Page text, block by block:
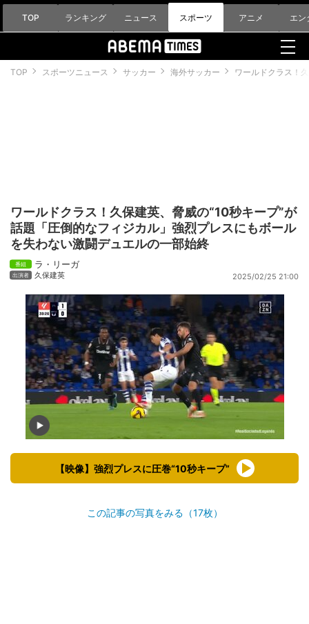
TOP ランキング ニュース スポーツ アニメ エン
TOP スポーツニュース サッカー 海外サッカー ワールドクラス！
ワールドクラス！久保建英、脅威の“10秒キープ”が
話題「圧倒的なフィジカル」強烈プレスにもボール
を失わない激闘デュエルの一部始終
ラ・リーガ
久保建英 2025/02/25 21:00
【映像】強烈プレスに圧巻“10秒キープ”
この記事の写真をみる（17枚）